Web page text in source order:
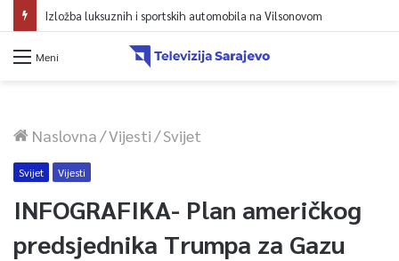
Izložba luksuznih i sportskih automobila na Vilsonovom
Meni
Naslovna/Vijesti/Svijet
Svijet Vijesti
INFOGRAFIKA- Plan američkog
predsjednika Trumpa za Gazu